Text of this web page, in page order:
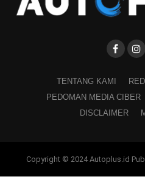
TENTANG KAMI
PEDOMAN MEDIA CIBER
DISCLAIMER
Copyright © 2024 Autoplus.id